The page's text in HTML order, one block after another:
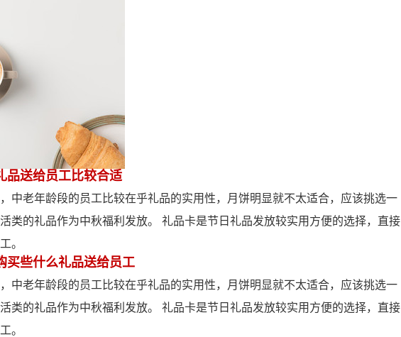
品送给员工比较合适
中老年龄段的员工比较在乎礼品的实用性，月饼明显就不太适合，应该挑选一
类的礼品作为中秋福利发放。 礼品卡是节日礼品发放较实用方便的选择，直接
。
买些什么礼品送给员工
中老年龄段的员工比较在乎礼品的实用性，月饼明显就不太适合，应该挑选一
类的礼品作为中秋福利发放。 礼品卡是节日礼品发放较实用方便的选择，直接
。